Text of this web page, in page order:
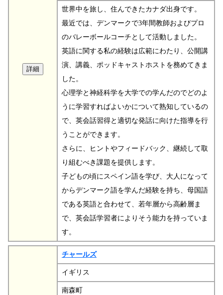
世界中を旅し、住んできたカナダ出身です。
最近では、デンマークで3年間教師およびプロ
のバレーボールコーチとして活動しました。
英語に関する私の経験は広範にわたり、公開講
演、講義、ポッドキャストホストを務めてきま
した。
心理学と神経科学を大学での学んだのでどのよ
うに学習すればよいかについて熟知しているの
で、英会話習得と適切な発話に向けた指導を行
うことができます。
さらに、ヒントやフィードバック、継続して取
り組むべき課題を提供します。
子どもの頃にスペイン語を学び、大人になって
からデンマーク語を学んだ経験を持ち、母国語
である英語と合わせて、若年層から高齢層ま
で、英会話学習者によりそう能力を持っていま
す。
チャールズ
イギリス
南森町